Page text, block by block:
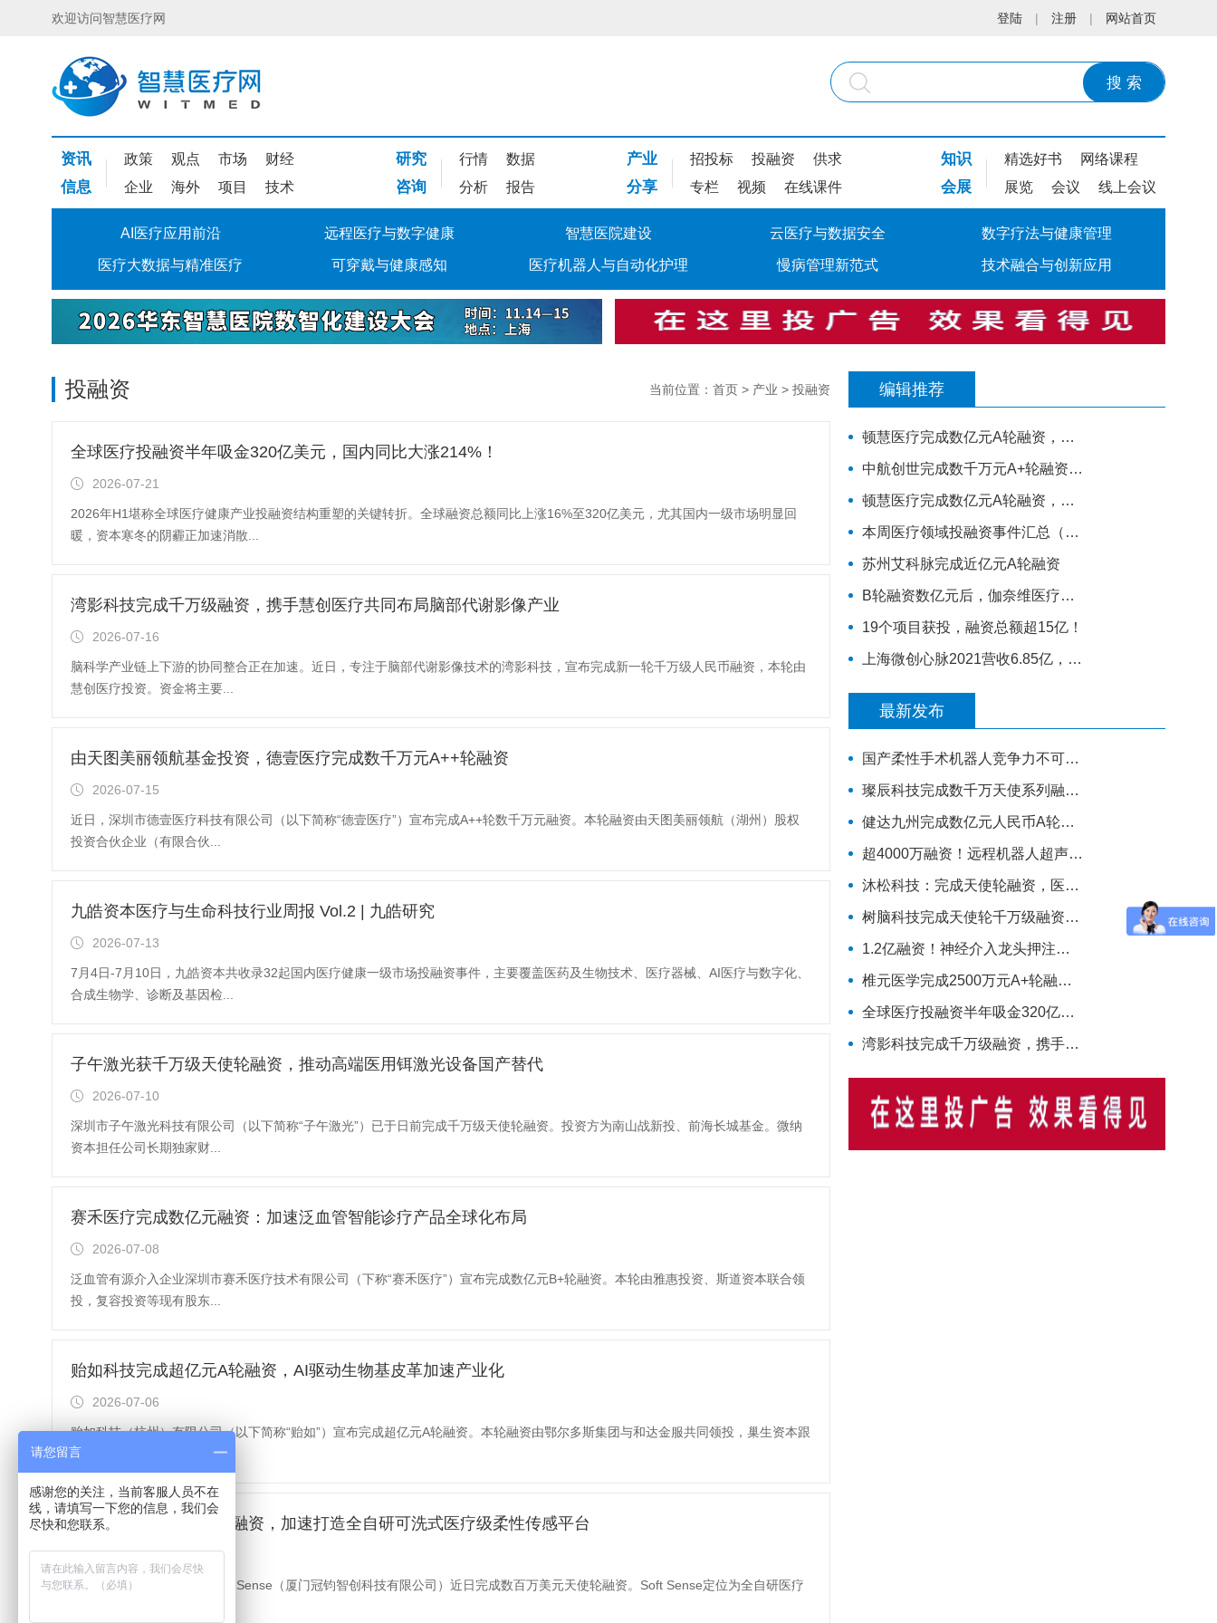
欢迎访问智慧医疗网 登陆 | 注册 | 网站首页
搜 索
资讯 政策 观点 市场 财经
信息 企业 海外 项目 技术
研究 行情 数据
咨询 分析 报告
产业 招投标 投融资 供求
分享 专栏 视频 在线课件
知识 精选好书 网络课程
会展 展览 会议 线上会议
AI医疗应用前沿 远程医疗与数字健康 智慧医院建设 云医疗与数据安全 数字疗法与健康管理
医疗大数据与精准医疗 可穿戴与健康感知 医疗机器人与自动化护理 慢病管理新范式 技术融合与创新应用
投融资 当前位置： 首页 > 产业 > 投融资
全球医疗投融资半年吸金320亿美元，国内同比大涨214%！
2026-07-21
2026年H1堪称全球医疗健康产业投融资结构重塑的关键转折。全球融资总额同比上涨16%至320亿美元，尤其国内一级市场明显回
暖，资本寒冬的阴霾正加速消散...
湾影科技完成千万级融资，携手慧创医疗共同布局脑部代谢影像产业
2026-07-16
脑科学产业链上下游的协同整合正在加速。近日，专注于脑部代谢影像技术的湾影科技，宣布完成新一轮千万级人民币融资，本轮由
慧创医疗投资。资金将主要...
由天图美丽领航基金投资，德壹医疗完成数千万元A++轮融资
2026-07-15
近日，深圳市德壹医疗科技有限公司（以下简称“德壹医疗”）宣布完成A++轮数千万元融资。本轮融资由天图美丽领航（湖州）股权
投资合伙企业（有限合伙...
九皓资本医疗与生命科技行业周报 Vol.2 | 九皓研究
2026-07-13
7月4日-7月10日，九皓资本共收录32起国内医疗健康一级市场投融资事件，主要覆盖医药及生物技术、医疗器械、AI医疗与数字化、
合成生物学、诊断及基因检...
子午激光获千万级天使轮融资，推动高端医用铒激光设备国产替代
2026-07-10
深圳市子午激光科技有限公司（以下简称“子午激光”）已于日前完成千万级天使轮融资。投资方为南山战新投、前海长城基金。微纳
资本担任公司长期独家财...
赛禾医疗完成数亿元融资：加速泛血管智能诊疗产品全球化布局
2026-07-08
泛血管有源介入企业深圳市赛禾医疗技术有限公司（下称“赛禾医疗”）宣布完成数亿元B+轮融资。本轮由雅惠投资、斯道资本联合领
投，复容投资等现有股东...
贻如科技完成超亿元A轮融资，AI驱动生物基皮革加速产业化
2026-07-06
贻如科技（杭州）有限公司（以下简称“贻如”）宣布完成超亿元A轮融资。本轮融资由鄂尔多斯集团与和达金服共同领投，巢生资本跟
投，易凯资本担任本轮...
Soft Sense完成天使轮融资，加速打造全自研可洗式医疗级柔性传感平台
2026-07-04
医疗级柔性传感平台企业Soft Sense（厦门冠钧智创科技有限公司）近日完成数百万美元天使轮融资。Soft Sense定位为全自研医疗
编辑推荐
顿慧医疗完成数亿元A轮融资，全球领先的原研生物标志物研发、转化和商业化的IVD公司
中航创世完成数千万元A+轮融资，扩大智慧康复B端和C端谱系化新品研发
顿慧医疗完成数亿元A轮融资，全球领先的原研生物标志物研发、转化和商业化的IVD公司
本周医疗领域投融资事件汇总（5.23-5.29）
苏州艾科脉完成近亿元A轮融资
B轮融资数亿元后，伽奈维医疗要做什么样的「肿瘤微创机器人」？
19个项目获投，融资总额超15亿！
上海微创心脉2021营收6.85亿，大涨45.6%，股票涨停！
最新发布
国产柔性手术机器人竞争力不可小视，视通医疗再获一轮融资
璨辰科技完成数千万天使系列融资，AI 虚拟器官仿真平台加速落地
健达九州完成数亿元人民币A轮融资，推进脑疾病的精准疗法加速上市
超4000万融资！远程机器人超声企业完成种子轮
沐松科技：完成天使轮融资，医疗级AI数据模型引擎布局具身智能医疗场景数据集
树脑科技完成天使轮千万级融资，加速推动脑机接口与脑磁图技术国产化普及
1.2亿融资！神经介入龙头押注磁导航机器人
椎元医学完成2500万元A+轮融资，启明创投领投加码骨科细胞疗法
全球医疗投融资半年吸金320亿美元，国内同比大涨214%！
湾影科技完成千万级融资，携手慧创医疗共同布局脑部代谢影像产业
请您留言
感谢您的关注，当前客服人员不在
线，请填写一下您的信息，我们会
尽快和您联系。